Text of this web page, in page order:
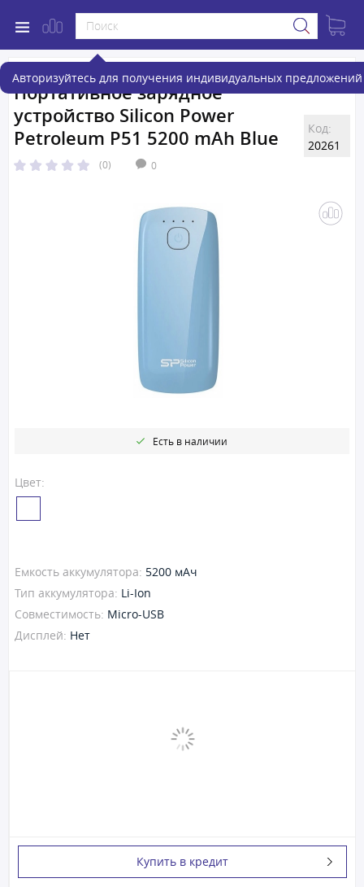
Авторизуйтесь для получения индивидуальных предложений
Портативное зарядное
устройство Silicon Power
Petroleum P51 5200 mAh Blue
(0) 0
Код:
20261
Цвет:
Есть в наличии
Емкость аккумулятора: 5200 мАч
Тип аккумулятора: Li-Ion
Совместимость: Micro-USB
Дисплей: Нет
Купить в кредит